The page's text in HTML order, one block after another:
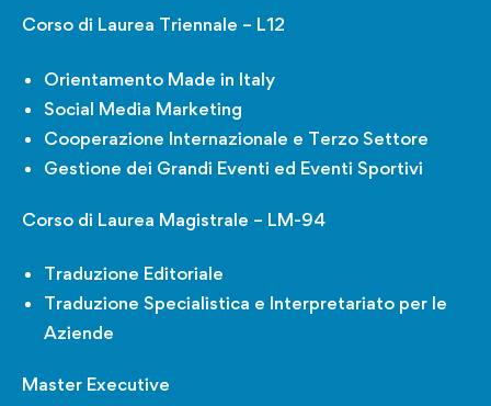
Corso di Laurea Triennale – L12
Orientamento Made in Italy
Social Media Marketing
Cooperazione Internazionale e Terzo Settore
Gestione dei Grandi Eventi ed Eventi Sportivi
Corso di Laurea Magistrale – LM-94
Traduzione Editoriale
Traduzione Specialistica e Interpretariato per le
Aziende
Master Executive